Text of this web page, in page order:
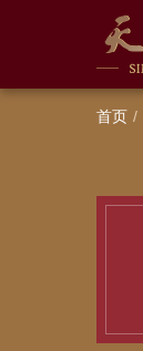
首页